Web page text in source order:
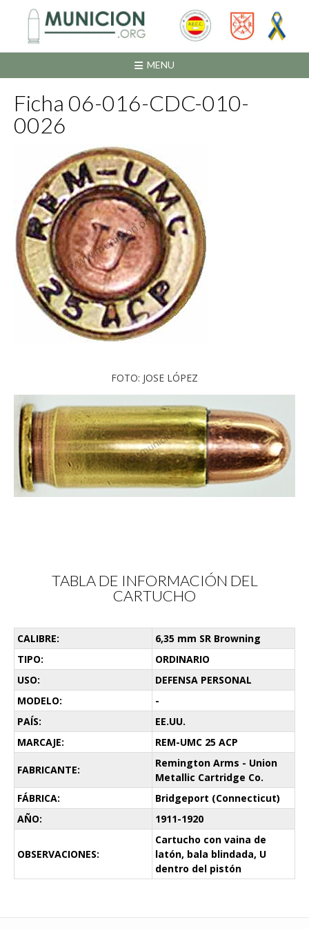
contenido
MENU
Ficha 06-016-CDC-010-
0026
FOTO: JOSE LÓPEZ
TABLA DE INFORMACIÓN DEL
CARTUCHO
CALIBRE:
6,35 mm SR Browning
TIPO:
ORDINARIO
USO:
DEFENSA PERSONAL
MODELO:
-
PAÍS:
EE.UU.
MARCAJE:
REM-UMC 25 ACP
FABRICANTE:
Remington Arms - Union
Metallic Cartridge Co.
FÁBRICA:
Bridgeport (Connecticut)
AÑO:
1911-1920
OBSERVACIONES:
Cartucho con vaina de
latón, bala blindada, U
dentro del pistón